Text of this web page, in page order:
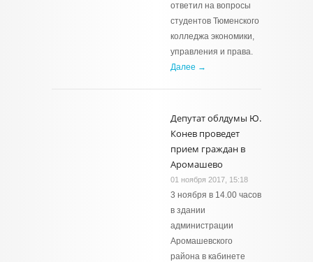
ответил на вопросы
студентов Тюменского
колледжа экономики,
управления и права.
Далее →
Депутат облдумы Ю.
Конев проведет
прием граждан в
Аромашево
01 ноября 2017, 15:18
3 ноября в 14.00 часов
в здании
администрации
Аромашевского
района в кабинете